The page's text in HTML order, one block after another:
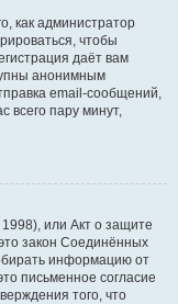
как администратор
чтобы
даёт вам
анонимным
email-сообщений,
всего пару минут,
или Акт о защите
закон Соединённых
информацию от
письменное согласие
того, что